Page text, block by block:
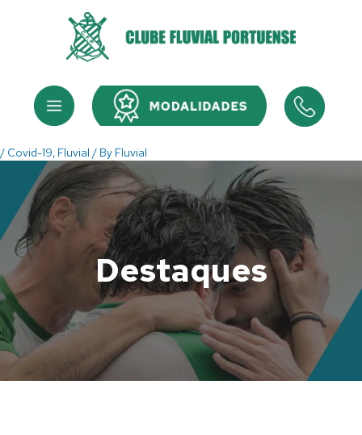
Menu Menu
/ Covid-19, Fluvial / By Fluvial
Destaques